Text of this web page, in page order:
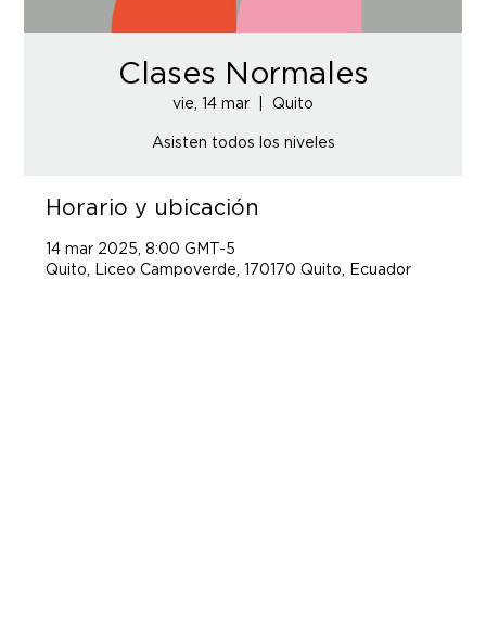
Clases Normales
vie, 14 mar Quito
Horario y ubicación
14 mar 2025, 8:00 GMT-5
Quito, Liceo Campoverde, 170170 Quito, Ecuador